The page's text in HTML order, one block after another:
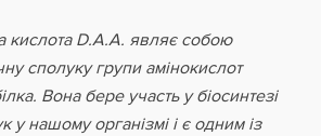
кислота D.A.A. являє собою
сполуку групи амінокислот
Вона бере участь у біосинтезі
у нашому організмі і є одним із